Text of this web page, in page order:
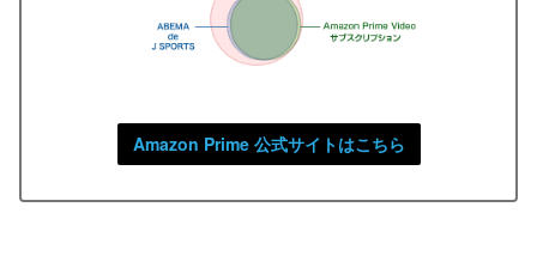
Amazon Prime 公式サイトはこちら